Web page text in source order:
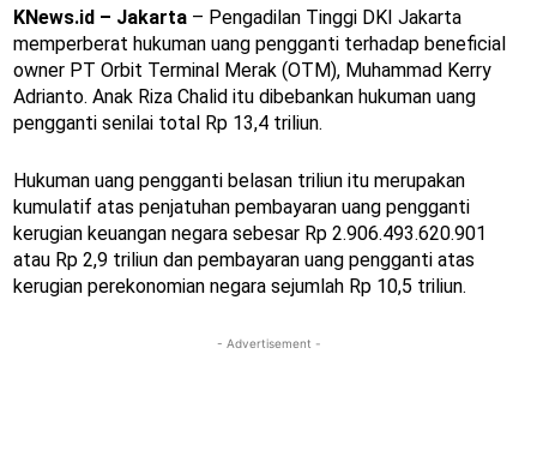
KNews.id – Jakarta – Pengadilan Tinggi DKI Jakarta
memperberat hukuman uang pengganti terhadap beneficial
owner PT Orbit Terminal Merak (OTM), Muhammad Kerry
Adrianto. Anak Riza Chalid itu dibebankan hukuman uang
pengganti senilai total Rp 13,4 triliun.
Hukuman uang pengganti belasan triliun itu merupakan
kumulatif atas penjatuhan pembayaran uang pengganti
kerugian keuangan negara sebesar Rp 2.906.493.620.901
atau Rp 2,9 triliun dan pembayaran uang pengganti atas
kerugian perekonomian negara sejumlah Rp 10,5 triliun.
- Advertisement -